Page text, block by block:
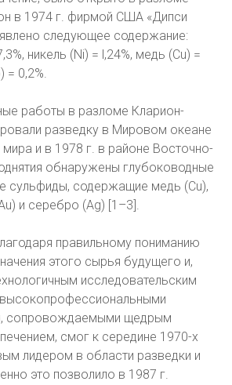
в 1974 г. фирмой США «Дипси
следующее содержание:
никель (Ni) = l,24%, медь (Сu) =
= 0,2%.
работы в разломе Кларион-
разведку в Мировом океане
и в 1978 г. в районе Восточно-
обнаружены глубоководные
сульфиды, содержащие медь (Сu),
и серебро (Ag) [1–3].
правильному пониманию
этого сырья будущего и,
исследовательским
сопровождаемыми щедрым
смог к середине 1970-х
лидером в области разведки и
это позволило в 1987 г.